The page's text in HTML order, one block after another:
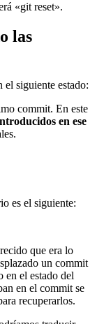
«git reset».
las
el siguiente estado:
commit. En este
en ese
es el siguiente:
que era lo
un commit
en el estado del
en el commit se
recuperarlos.